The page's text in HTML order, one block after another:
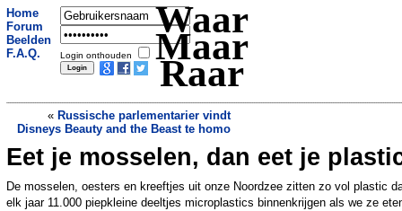
Home
Forum
Beelden
F.A.Q.
Login onthouden
Waar
Maar
Raar
« Russische parlementarier vindt
Disneys Beauty and the Beast te homo
Slaaptekort maakt dik, dom en druk»
Eet je mosselen, dan eet je
De mosselen, oesters en kreeftjes uit onze Noordzee zitten zo vol plastic
elk jaar 11.000 piepkleine deeltjes microplastics binnenkrijgen als we ze